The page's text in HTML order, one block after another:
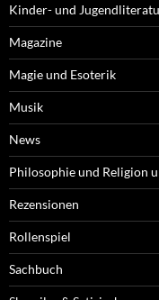
Kinder- und
Magazine
Magie und Esoterik
Musik
News
Philosophie und Religion
Rezensionen
Rollenspiel
Sachbuch